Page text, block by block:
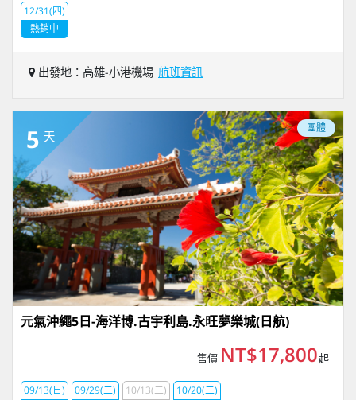
12/31(四)
熱銷中
出發地：高雄-小港機場 航班資訊
5 天
團體
元氣沖繩5日-海洋博.古宇利島.永旺夢樂城(日航)
售價 NT$17,800起
09/13(日)
09/29(二)
10/13(二)
10/20(二)